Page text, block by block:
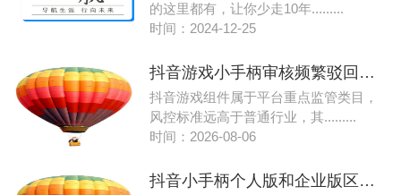
的这里都有，让你少走10年.........
时间：2024-12-25
抖⾳游戏⼩⼿柄审核频繁驳回？2026⾼频失败原因及合规解决⽅案
抖⾳游戏组件属于平台重点监管类⽬，
⻛控标准远⾼于普通⾏业，其.........
时间：2026-08-06
抖⾳⼩⼿柄个⼈版和企业版区别是什么？2026最新权限、⻔槛、变现差异详解